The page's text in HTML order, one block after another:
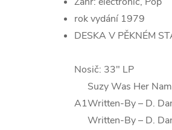
rok vydání 1979
DESKA V PĚKNÉM
Nosič: 33" LP
A1
Suzy Was Her
Written-By– D.
Written-By– D.